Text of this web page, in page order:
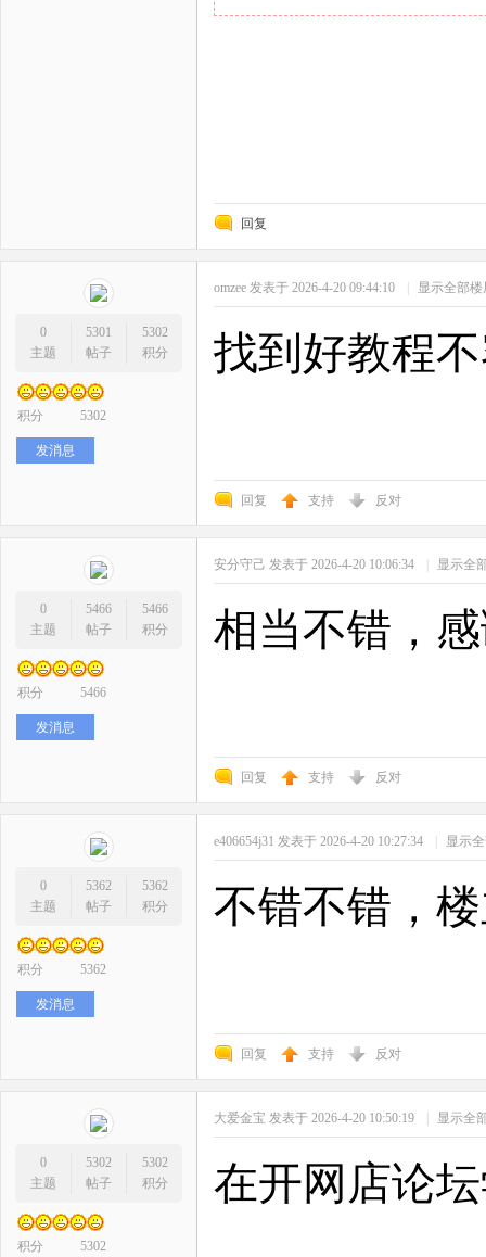
回复
0
主题
5301
帖子
5302
积分
积分 5302
发消息
omzee 发表于 2026-4-20 09:44:10 | 显示全部楼
找到好教程
回复 支持 反对
0
主题
5466
帖子
5466
积分
积分 5466
发消息
安分守己 发表于 2026-4-20 10:06:34 | 显示全
相当不错，
回复 支持 反对
0
主题
5362
帖子
5362
积分
积分 5362
发消息
e406654j31 发表于 2026-4-20 10:27:34 | 显示
不错不错，
回复 支持 反对
0
主题
5302
帖子
5302
积分
积分 5302
大爱金宝 发表于 2026-4-20 10:50:19 | 显示全
在开网店论